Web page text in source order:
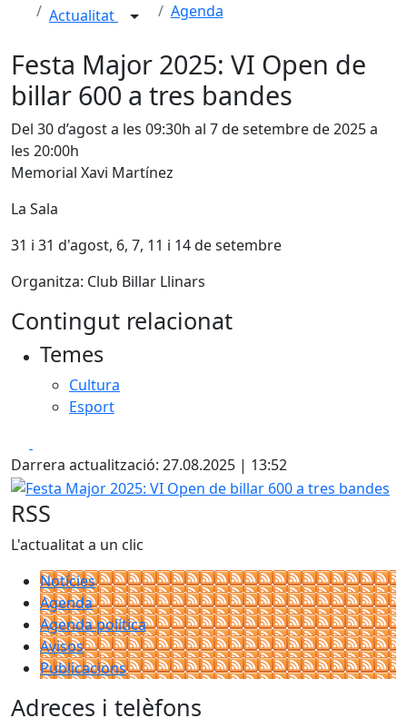
Actualitat Agenda
Festa Major 2025: VI Open de
billar 600 a tres bandes
Del 30 d’agost a les 09:30h al 7 de setembre de 2025 a
les 20:00h
Memorial Xavi Martínez
La Sala
31 i 31 d'agost, 6, 7, 11 i 14 de setembre
Organitza: Club Billar Llinars
Contingut relacionat
Temes
Cultura
Esport
Darrera actualització: 27.08.2025 | 13:52
Festa Major 2025: VI Open de billar 600 a tres bandes
RSS
L'actualitat a un clic
Notícies
Agenda
Agenda política
Avisos
Publicacions
Adreces i telèfons